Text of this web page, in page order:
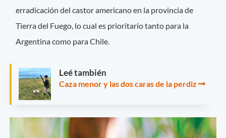
erradicación del castor americano en la provincia de
Tierra del Fuego, lo cual es prioritario tanto para la
Argentina como para Chile.
Leé también
Caza menor y las dos caras de la perdiz